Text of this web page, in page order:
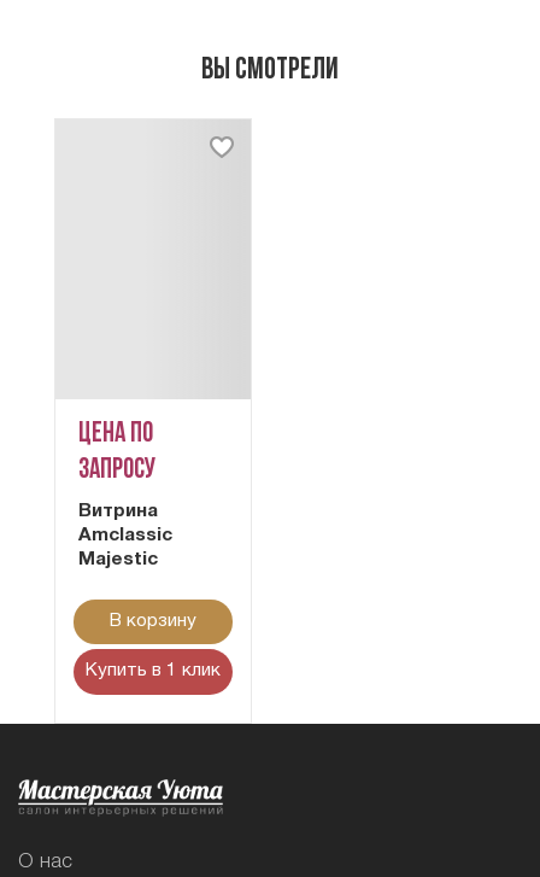
Вы смотрели
Цена по
запросу
Витрина
Amclassic
Majestic
В корзину
Купить в 1 клик
О нас